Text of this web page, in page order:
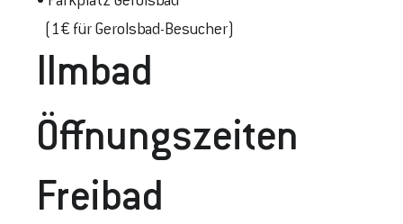
(1€ für Gerolsbad-Besucher)
Ilmbad
Öffnungszeiten
Freibad